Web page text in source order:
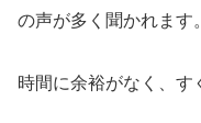
の声が多く聞かれます。
時間に余裕がなく、す